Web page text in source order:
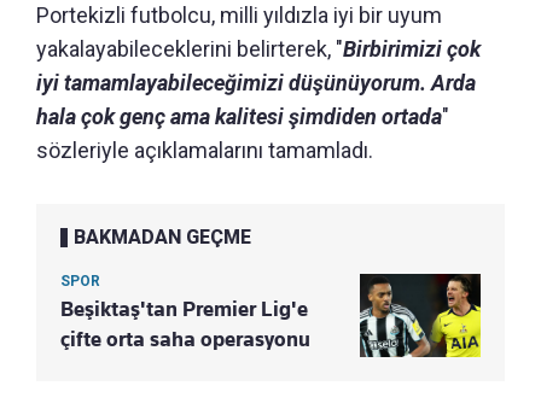
Portekizli futbolcu, milli yıldızla iyi bir uyum
yakalayabileceklerini belirterek, "Birbirimizi çok
iyi tamamlayabileceğimizi düşünüyorum. Arda
hala çok genç ama kalitesi şimdiden ortada"
sözleriyle açıklamalarını tamamladı.
BAKMADAN GEÇME
SPOR
Beşiktaş'tan Premier Lig'e
çifte orta saha operasyonu